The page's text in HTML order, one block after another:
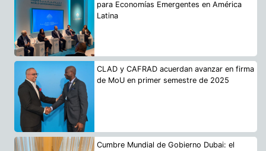
para Economías Emergentes en América
Latina
CLAD y CAFRAD acuerdan avanzar en firma
de MoU en primer semestre de 2025
Cumbre Mundial de Gobierno Dubai: el